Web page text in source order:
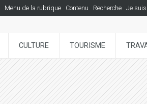
Menu de la rubrique Contenu Recherche Je suis
CULTURE TOURISME